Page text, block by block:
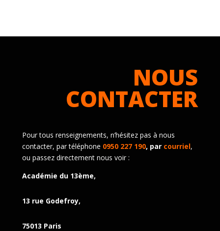
NOUS
CONTACTER
Pour tous renseignements, n’hésitez pas à nous
contacter, par téléphone 0950 227 190, par courriel,
ou passez directement nous voir :
Académie du 13ème,
13 rue Godefroy,
75013 Paris